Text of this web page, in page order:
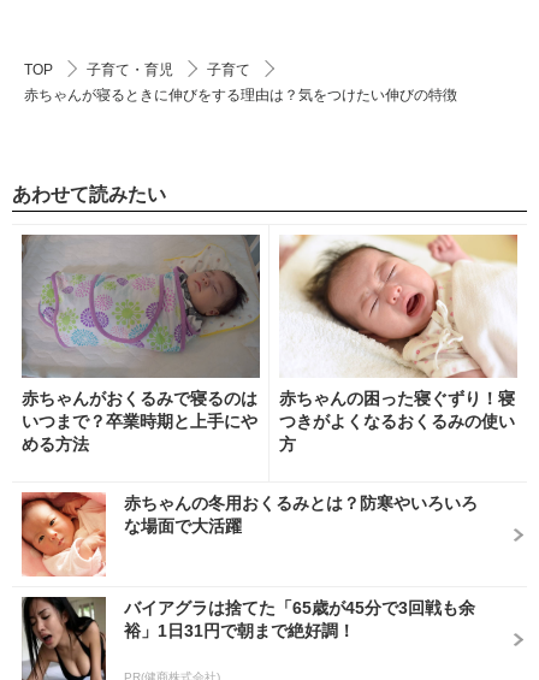
TOP 子育て・育児
子育て
赤ちゃんが寝るときに伸びをする理由は？気をつけたい伸びの特徴
あわせて読みたい
赤ちゃんがおくるみで寝るのは
いつまで？卒業時期と上手にや
める方法
赤ちゃんの困った寝ぐずり！寝
つきがよくなるおくるみの使い
方
赤ちゃんの冬用おくるみとは？防寒やいろいろ
な場面で大活躍
バイアグラは捨てた「65歳が45分で3回戦も余
裕」1日31円で朝まで絶好調！
PR(健商株式会社)